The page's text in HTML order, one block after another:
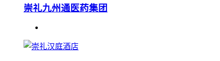
崇礼九州通医药集团